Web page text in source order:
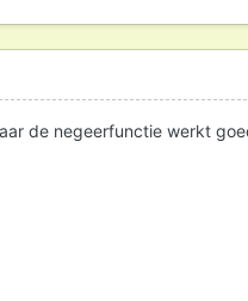
de negeerfunctie werkt